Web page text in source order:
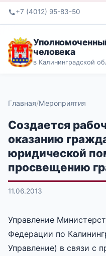
+7 (4012) 95-83-50
человека
в Калининградской
Главная Мероприятия
Создается
оказанию
юридической
просвещению
11.06.2013
Управление
Федерации по
Управление) в связи с